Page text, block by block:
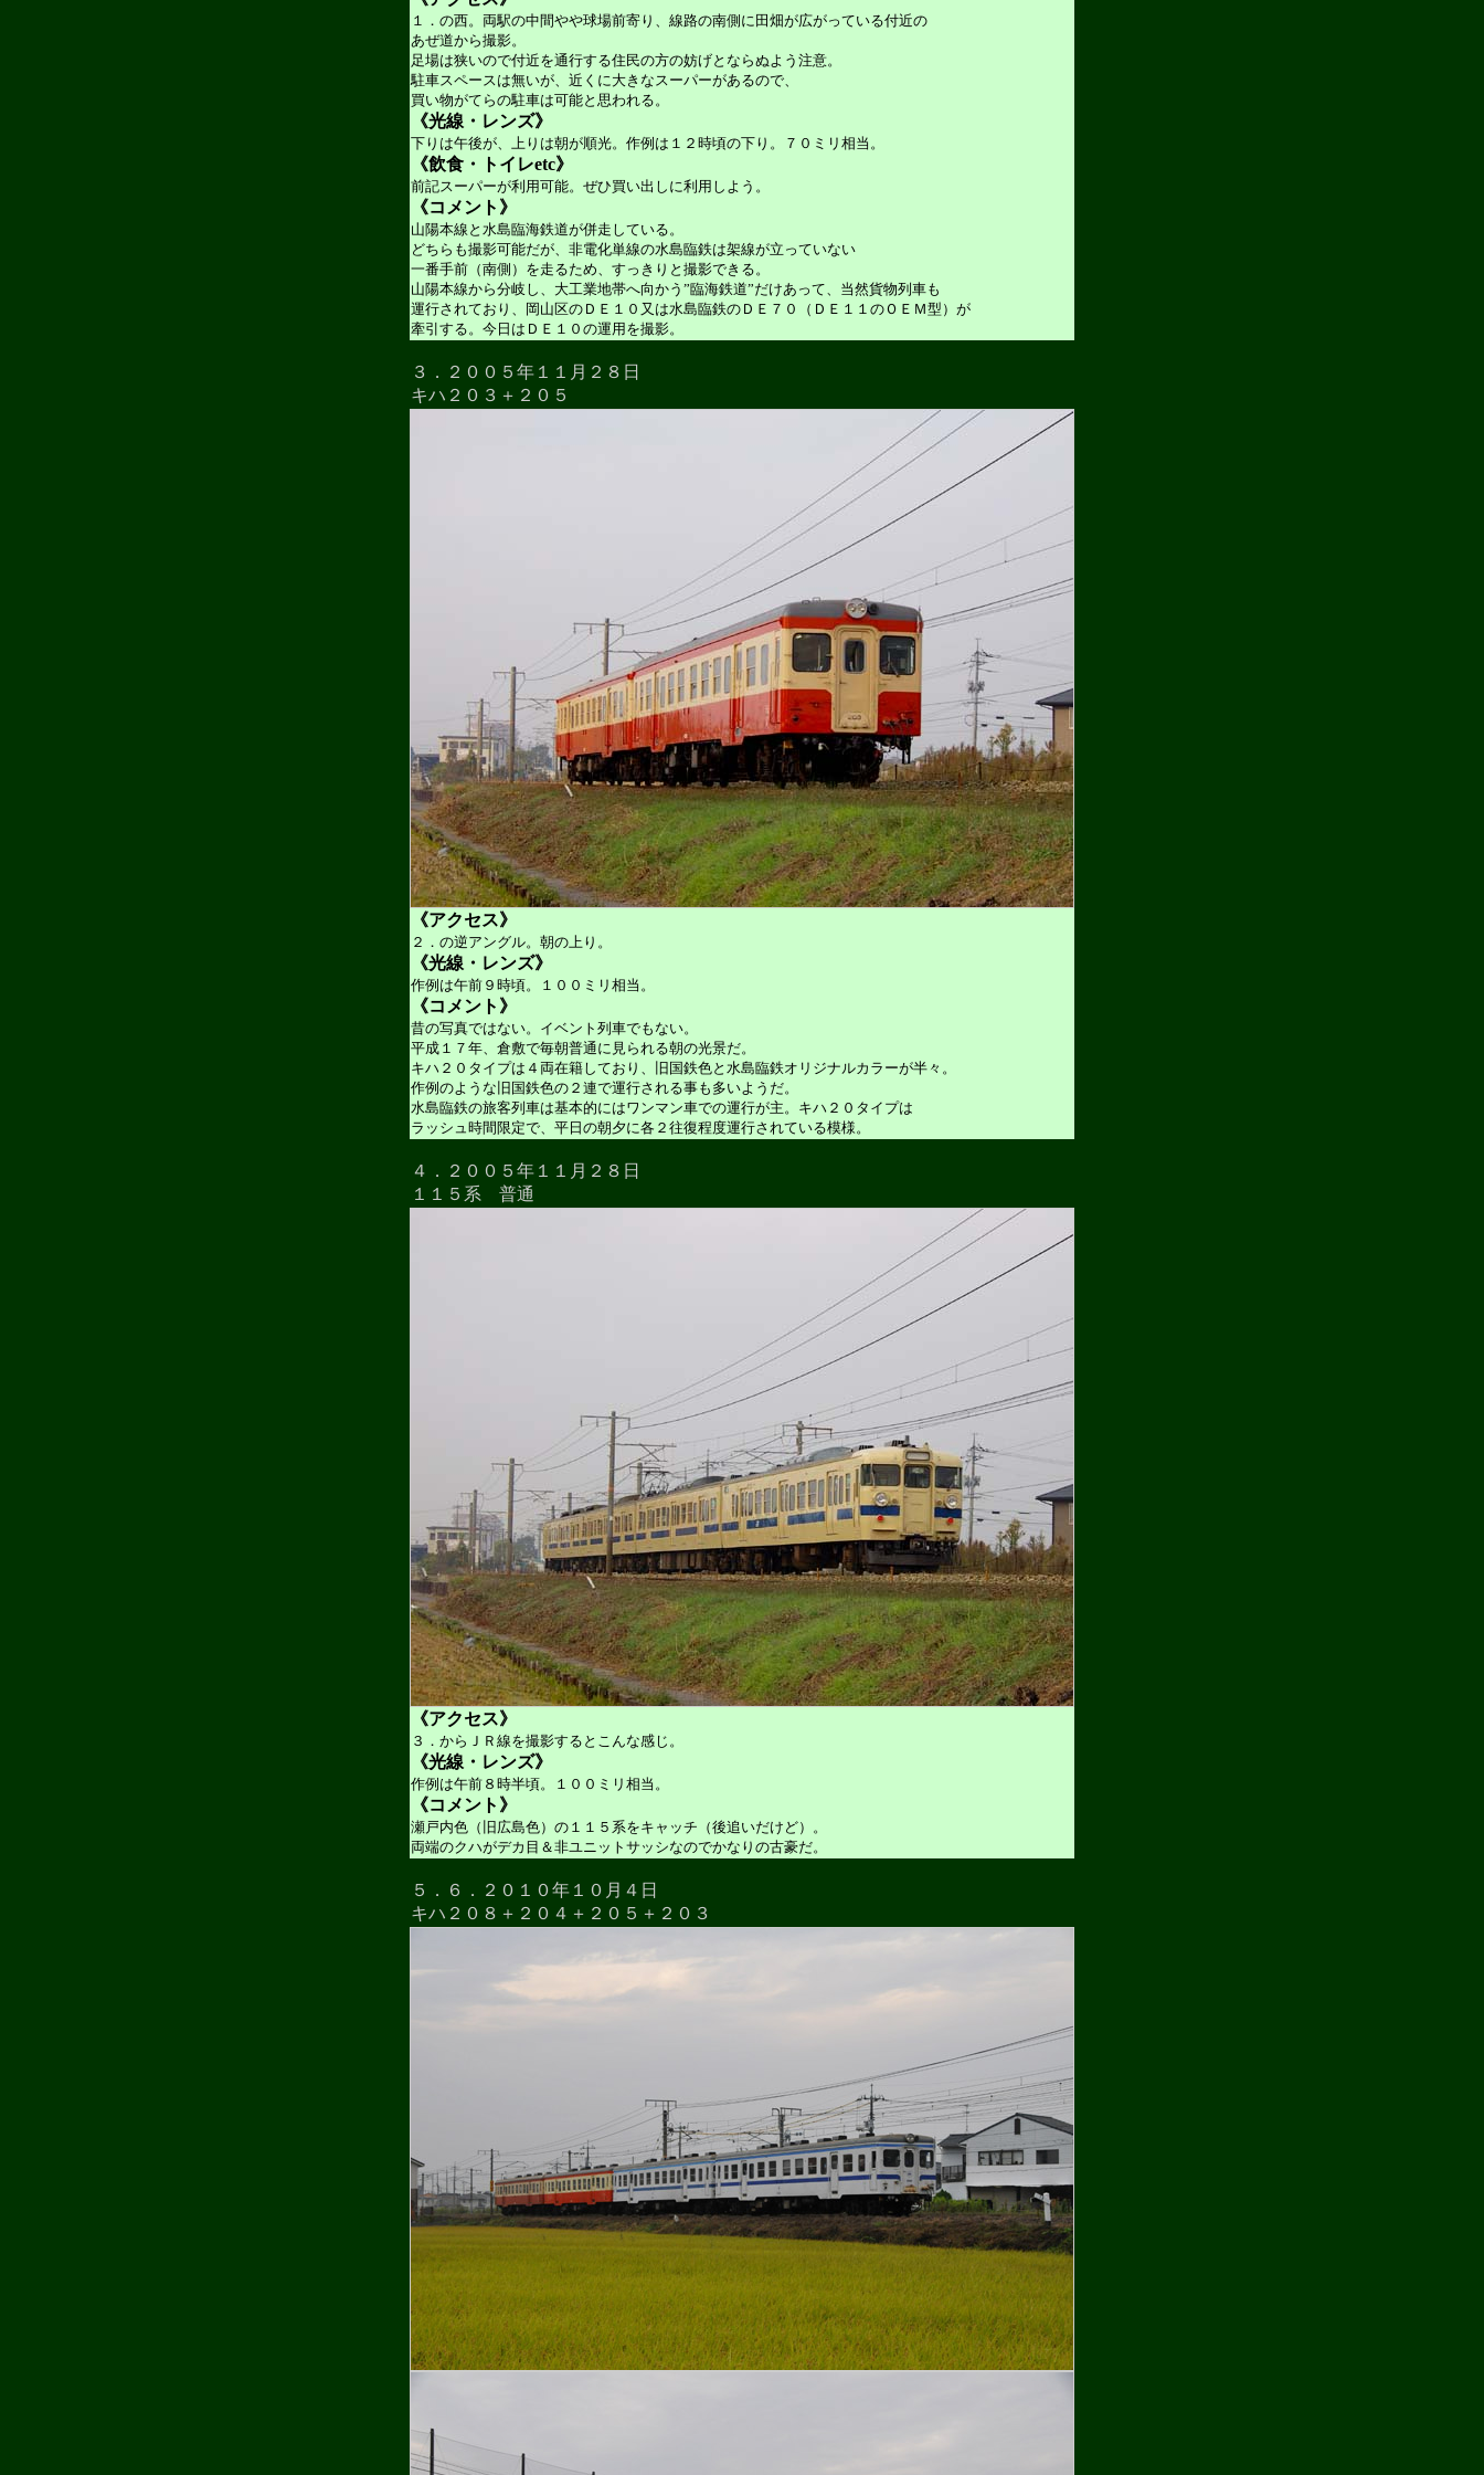
１．の西。両駅の中間やや球場前寄り、線路の南側に田畑が広がっている付近の
あぜ道から撮影。
足場は狭いので付近を通行する住民の方の妨げとならぬよう注意。
駐車スペースは無いが、近くに大きなスーパーがあるので、
買い物がてらの駐車は可能と思われる。
《光線・レンズ》
下りは午後が、上りは朝が順光。作例は１２時頃の下り。７０ミリ相当。
《飲食・トイレetc》
前記スーパーが利用可能。ぜひ買い出しに利用しよう。
《コメント》
山陽本線と水島臨海鉄道が併走している。
どちらも撮影可能だが、非電化単線の水島臨鉄は架線が立っていない
一番手前（南側）を走るため、すっきりと撮影できる。
山陽本線から分岐し、大工業地帯へ向かう”臨海鉄道”だけあって、当然貨物列車も
運行されており、岡山区のＤＥ１０又は水島臨鉄のＤＥ７０（ＤＥ１１のＯＥＭ型）が
牽引する。今日はＤＥ１０の運用を撮影。
３．２００５年１１月２８日
キハ２０３＋２０５
《アクセス》
２．の逆アングル。朝の上り。
《光線・レンズ》
作例は午前９時頃。１００ミリ相当。
《コメント》
昔の写真ではない。イベント列車でもない。
平成１７年、倉敷で毎朝普通に見られる朝の光景だ。
キハ２０タイプは４両在籍しており、旧国鉄色と水島臨鉄オリジナルカラーが半々。
作例のような旧国鉄色の２連で運行される事も多いようだ。
水島臨鉄の旅客列車は基本的にはワンマン車での運行が主。キハ２０タイプは
ラッシュ時間限定で、平日の朝夕に各２往復程度運行されている模様。
４．２００５年１１月２８日
１１５系 普通
《アクセス》
３．からＪＲ線を撮影するとこんな感じ。
《光線・レンズ》
作例は午前８時半頃。１００ミリ相当。
《コメント》
瀬戸内色（旧広島色）の１１５系をキャッチ（後追いだけど）。
両端のクハがデカ目＆非ユニットサッシなのでかなりの古豪だ。
５．６．２０１０年１０月４日
キハ２０８＋２０４＋２０５＋２０３